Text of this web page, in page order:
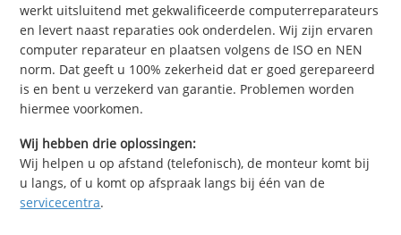
werkt uitsluitend met gekwalificeerde computerreparateurs
en levert naast reparaties ook onderdelen. Wij zijn ervaren
computer reparateur en plaatsen volgens de ISO en NEN
norm. Dat geeft u 100% zekerheid dat er goed gerepareerd
is en bent u verzekerd van garantie. Problemen worden
hiermee voorkomen.
Wij hebben drie oplossingen:
Wij helpen u op afstand (telefonisch), de monteur komt bij
u langs, of u komt op afspraak langs bij één van de
servicecentra.